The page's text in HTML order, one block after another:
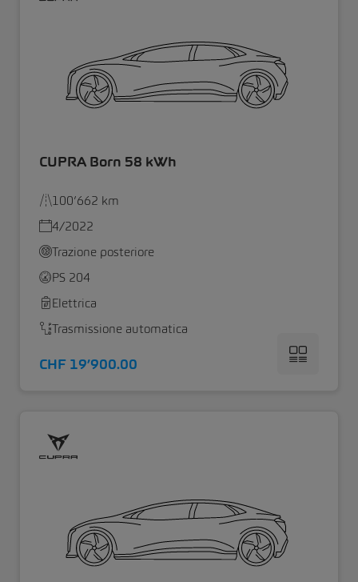
CUPRA Born 58 kWh
100’662 km
4/2022
Trazione posteriore
PS 204
Elettrica
Trasmissione automatica
CHF 19’900.00